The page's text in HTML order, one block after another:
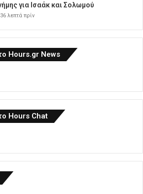
για Ισαάκ και Σολωμού
36 λεπτά πρίν
Hours.gr News
Hours Chat